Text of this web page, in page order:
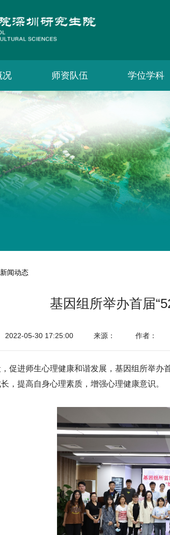
况 师资队伍 学位学科
闻动态
基因组所举办首届
2022-05-30 17:25:00 来源： 作者：
促进师生心理健康和谐发展，基因组所举办
，提高自身心理素质，增强心理健康意识。